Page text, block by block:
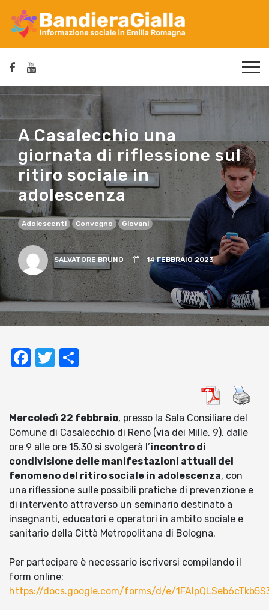
A Casalecchio una
giornata di riflessione sul
ritiro sociale in
adolescenza
Adolescenti Convegno Giovani
SALVATORE BRUNO 14 FEBBRAIO 2023
Facebook
Twitter
Mercoledì 22 febbraio, presso la Sala Consiliare del
Comune di Casalecchio di Reno (via dei Mille, 9), dalle
ore 9 alle ore 15.30 si svolgerà l’incontro di
condivisione delle manifestazioni attuali del
fenomeno del ritiro sociale in adolescenza, con
una riflessione sulle possibili pratiche di prevenzione e
di intervento attraverso un seminario destinato a
insegnanti, educatori e operatori in ambito sociale e
sanitario della Città Metropolitana di Bologna.
Per partecipare è necessario iscriversi compilando il
form online:
https://docs.google.com/forms/d/e/